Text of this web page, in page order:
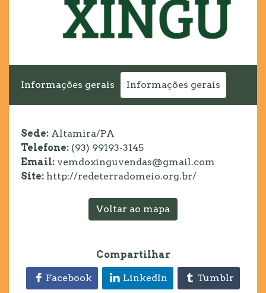
Informações gerais Informações gerais
Sede: Altamira/PA
Telefone: (93) 99193-3145
Email: vemdoxinguvendas@gmail.com
Site: http://redeterradomeio.org.br/
Voltar ao mapa
Compartilhar
Facebook LinkedIn Tumblr